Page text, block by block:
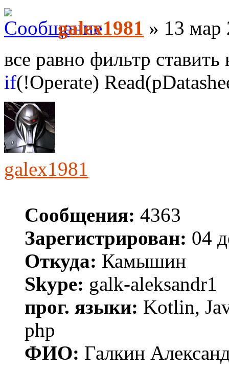
galex1981 » 13 мар
все равно фильтр ставить
if(!Operate)
galex1981
Сообщения: 4363
Зарегистрирован: 04
Откуда: Камышин
Skype: galk-aleksandr1
прог. языки: Kotlin,
php
ФИО: Галкин